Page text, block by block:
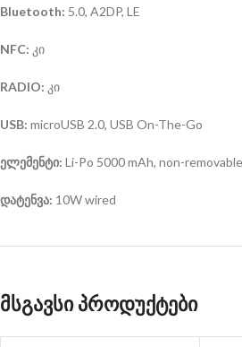
Bluetooth: 5.0, A2DP, LE
NFC: კი
RADIO: კი
USB: microUSB 2.0, USB On-The-Go
ელემენტი: Li-Po 5000 mAh, non-removable
დატენვა: 10W wired
მსგავსი პროდუქტები